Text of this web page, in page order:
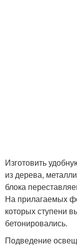
Изготовить
из дерева,
блока
На прилагаемых
которых ступени
бетонировались.
Подведение